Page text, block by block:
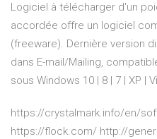
Logiciel à télécharger d'un
accordée offre un logiciel
(freeware). Dernière version
dans E-mail/Mailing,
sous Windows 10 | 8 | 7 | XP |
https://crystalmark.info/en/
https://flock.com/ http://